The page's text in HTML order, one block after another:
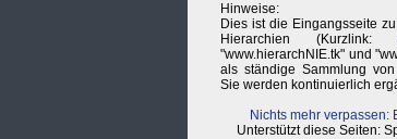
Hinweise:
Dies ist die Eingangsseite
Hierarchien (Kurzlink:
"www.hierarchNIE.tk" und
als ständige Sammlung
Sie werden kontinuierlich
Nichts mehr
Unterstützt diese Seiten: